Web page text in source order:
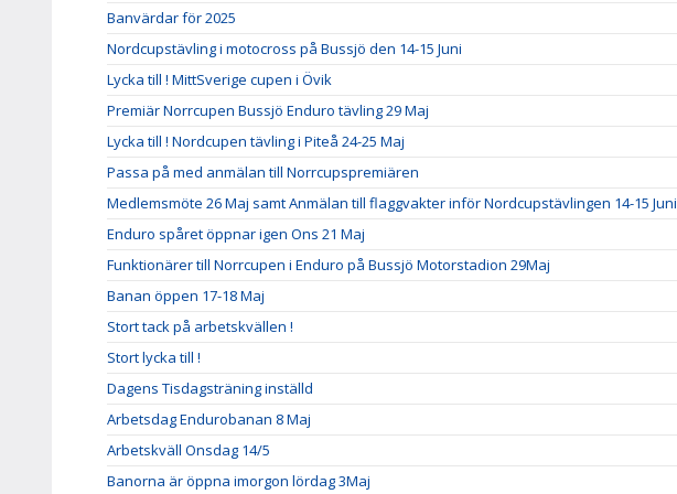
Banvärdar för 2025
Nordcupstävling i motocross på Bussjö den 14-15 Juni
Lycka till ! MittSverige cupen i Övik
Premiär Norrcupen Bussjö Enduro tävling 29 Maj
Lycka till ! Nordcupen tävling i Piteå 24-25 Maj
Passa på med anmälan till Norrcupspremiären
Medlemsmöte 26 Maj samt Anmälan till flaggvakter inför Nordcupstävlingen 14-15 Juni
Enduro spåret öppnar igen Ons 21 Maj
Funktionärer till Norrcupen i Enduro på Bussjö Motorstadion 29Maj
Banan öppen 17-18 Maj
Stort tack på arbetskvällen !
Stort lycka till !
Dagens Tisdagsträning inställd
Arbetsdag Endurobanan 8 Maj
Arbetskväll Onsdag 14/5
Banorna är öppna imorgon lördag 3Maj